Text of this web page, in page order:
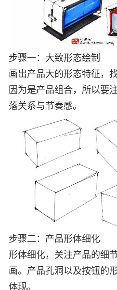
步骤一：大致形态绘制
画出产品大的形态特征，
因为是产品组合，所以要
落关系与节奏感。
步骤二：产品形体细化
形体细化，关注产品的细
画。产品孔洞以及按钮的
体现。